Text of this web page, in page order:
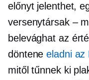
előnyt jelenthet,
versenytársak –
belevághat az
dönteneeladni az
mitől tűnnek ki